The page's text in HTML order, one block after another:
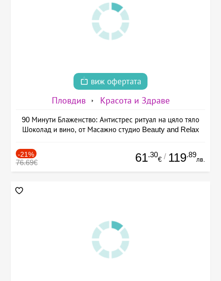
виж офертата
Пловдив Красота и Здраве
90 Минути Блаженство: Антистрес ритуал на цяло тяло
Шоколад и вино, от Масажно студио Beauty and Relax
-21%
76.69€ 61.30
€ / 119.89
лв.